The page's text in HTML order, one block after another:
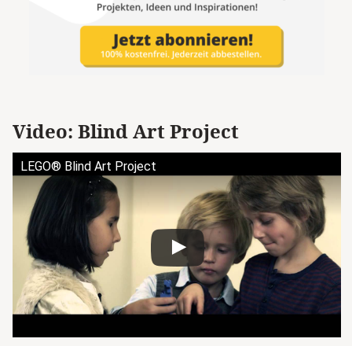
Video: Blind Art Project
LEGO® Blind Art Project